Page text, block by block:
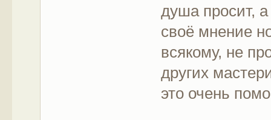
душа просит,
своё мнение
всякому, не
других
это очень